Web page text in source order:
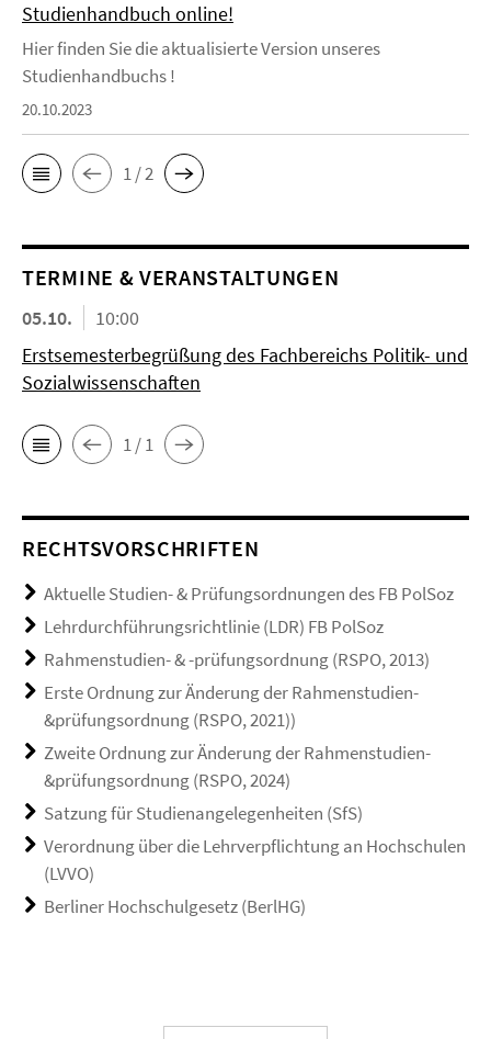
Studienhandbuch online!
Hier finden Sie die aktualisierte Version unseres
Studienhandbuchs !
20.10.2023
1 / 2
TERMINE & VERANSTALTUNGEN
05.10.
10:00
Erstsemesterbegrüßung des Fachbereichs Politik- und
Sozialwissenschaften
1 / 1
RECHTSVORSCHRIFTEN
Aktuelle Studien- & Prüfungsordnungen des FB PolSoz
Lehrdurchführungsrichtlinie (LDR) FB PolSoz
Rahmenstudien- & -prüfungsordnung (RSPO, 2013)
Erste Ordnung zur Änderung der Rahmenstudien-
&prüfungsordnung (RSPO, 2021))
Zweite Ordnung zur Änderung der Rahmenstudien-
&prüfungsordnung (RSPO, 2024)
Satzung für Studienangelegenheiten (SfS)
Verordnung über die Lehrverpflichtung an Hochschulen
(LVVO)
Berliner Hochschulgesetz (BerlHG)